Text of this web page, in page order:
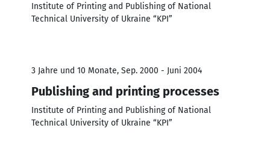
Institute of Printing and Publishing of National
Technical University of Ukraine “KPI”
3 Jahre und 10 Monate, Sep. 2000 - Juni 2004
Publishing and printing processes
Institute of Printing and Publishing of National
Technical University of Ukraine “KPI”